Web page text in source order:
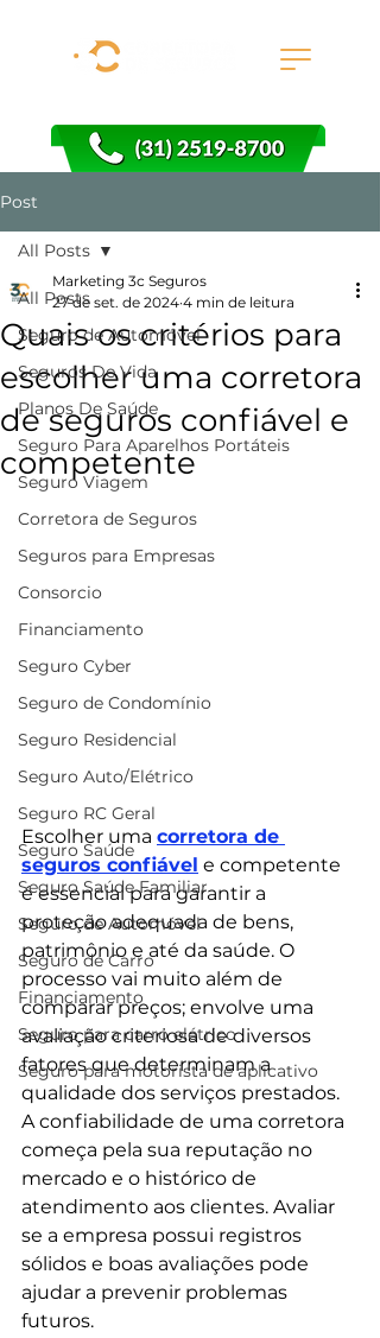
Post
All Posts
Seguro de Automóvel
Seguros De Vida
Planos De Saúde
Seguro Para Aparelhos Portáteis
Seguro Viagem
Corretora de Seguros
Seguros para Empresas
Consorcio
Financiamento
Seguro Cyber
Seguro de Condomínio
Seguro Residencial
Seguro Auto/Elétrico
Seguro RC Geral
Seguro Saúde
Seguro Saúde Familiar
Seguro de Automóvel
Seguro de Carro
Financiamento
Seguro para carro elétrico
Seguro para motorista de aplicativo
All Posts
Quais os critérios para
escolher uma corretora
de seguros confiável e
competente
Marketing 3c Seguros
27 de set. de 2024 4 min de leitura
Escolher uma corretora de
seguros confiável e competente
é essencial para garantir a
proteção adequada de bens,
patrimônio e até da saúde. O
processo vai muito além de
comparar preços; envolve uma
avaliação criteriosa de diversos
fatores que determinam a
qualidade dos serviços prestados.
A confiabilidade de uma corretora
começa pela sua reputação no
mercado e o histórico de
atendimento aos clientes. Avaliar
se a empresa possui registros
sólidos e boas avaliações pode
ajudar a prevenir problemas
futuros.